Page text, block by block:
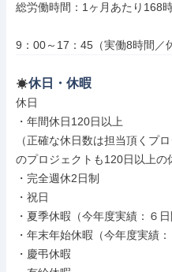
総労働時間：1ヶ月あたり168
9：00～17：45（実働8時間／
休日・休暇
休日
・年間休日120日以上
（正確な休日数は担当頂くプ
のプロジェクトも120日以上の
・完全週休2日制
・祝日
・夏季休暇（今年度実績：６
・年末年始休暇（今年度実績：
・慶弔休暇